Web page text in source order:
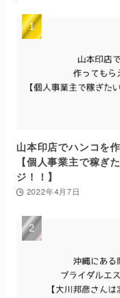
山本印店でハンコを
【個人事業主で稼ぎ
ジ！！】
2022年4月7日